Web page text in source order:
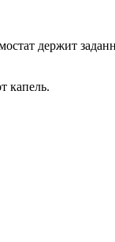
держит
капель.